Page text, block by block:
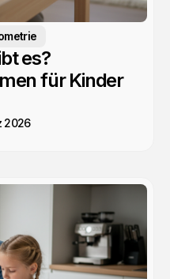
es?
für Kinder
2026